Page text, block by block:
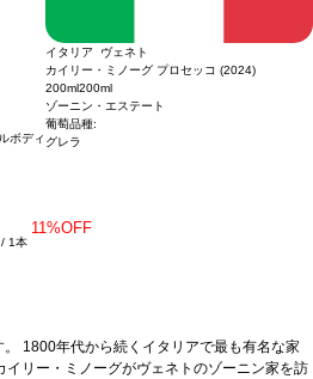
ボディ
イタリア ヴェネト
カイリー・ミノーグ プロセッコ (2024)
200ml200ml
ゾーニン・エステート
葡萄品種:
グレラ
/ 1本
11%OFF
家
リー・ミノーグがヴェネトのゾーニン家を訪